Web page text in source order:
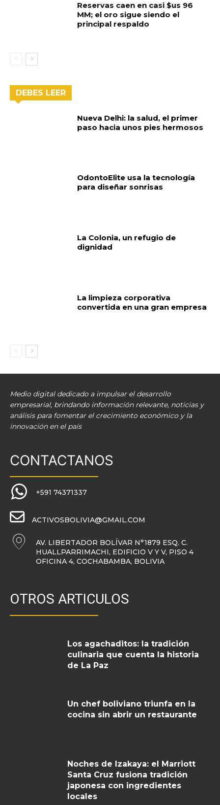
Reservas caen en casi $us 96
MM; el oro sigue siendo el
principal respaldo
DEBES LEER
Nueva Delhi: la salud, el primer
paso hacia unos pies hermosos
OdontoElite usa la tecnología
para diseñar sonrisas
La Colonia, un refugio de
dignidad
La limpieza corporativa
convertida en una gran empresa
Medio digital dedicado a impulsar el desarrollo
empresarial, brindando información relevante, noticias y
análisis para fomentar el crecimiento económico y la
innovación en el país
CONTACTANOS
+591 74371337
ACTIVOSBOLIVIA@GMAIL.COM
AV. LIBERTADOR BOLÍVAR N°1879 ESQ. C.
HUALLPARRIMACHI, EDIFICIO V Y V, PISO 4
OFICINA 4, COCHABAMBA, BOLIVIA
OTROS ARTICULOS
Los agachaditos: la tradición
culinaria que cuenta la historia
de La Paz
Un chef boliviano triunfa en la
cocina sin abrir un restaurante
Noches de Izakaya: el Marriott
Santa Cruz fusiona tradición
japonesa con ingredientes
locales